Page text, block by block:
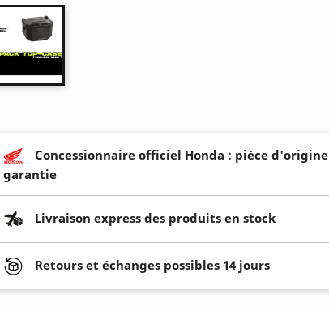
Concessionnaire officiel Honda : pièce d'origine
garantie
Livraison express des produits en stock
Retours et échanges possibles 14 jours